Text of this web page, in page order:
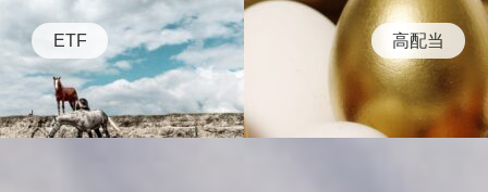
ETF 高配当